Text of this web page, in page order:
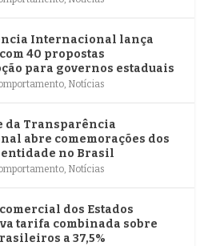
Internacional lança
40 propostas
para governos estaduais
Notícias
da Transparência
abre comemorações dos
entidade no Brasil
Notícias
dos Estados
tarifa combinada sobre
a 37,5%